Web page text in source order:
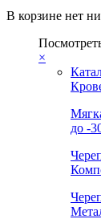
В корзине нет
×
до -